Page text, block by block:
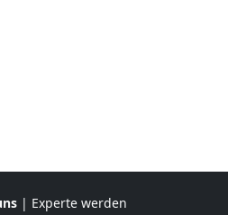
| Experte werden